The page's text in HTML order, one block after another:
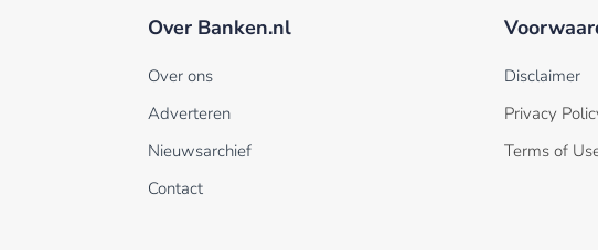
Over Banken.nl
Over ons
Adverteren
Nieuwsarchief
Contact
Disclaimer
Privacy
Terms of